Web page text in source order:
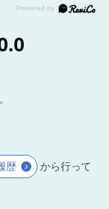
歴
から行って